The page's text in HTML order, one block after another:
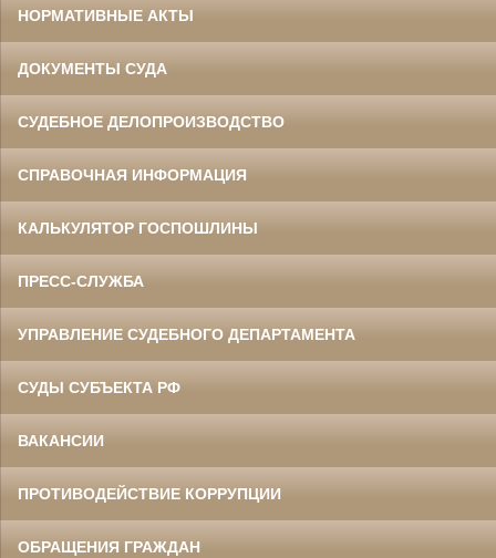
НОРМАТИВНЫЕ АКТЫ
ДОКУМЕНТЫ СУДА
СУДЕБНОЕ ДЕЛОПРОИЗВОДСТВО
СПРАВОЧНАЯ ИНФОРМАЦИЯ
КАЛЬКУЛЯТОР ГОСПОШЛИНЫ
ПРЕСС-СЛУЖБА
УПРАВЛЕНИЕ СУДЕБНОГО ДЕПАРТАМЕНТА
СУДЫ СУБЪЕКТА РФ
ВАКАНСИИ
ПРОТИВОДЕЙСТВИЕ КОРРУПЦИИ
ОБРАЩЕНИЯ ГРАЖДАН